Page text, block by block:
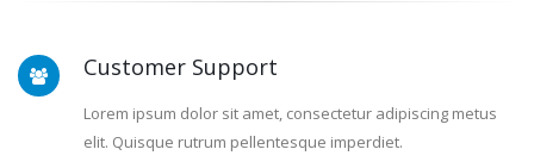
Customer Support
Lorem ipsum dolor sit amet, consectetur adipiscing metus
elit. Quisque rutrum pellentesque imperdiet.